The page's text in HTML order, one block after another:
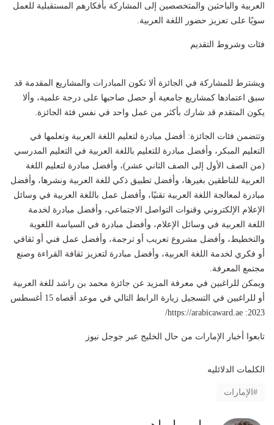
العربية والباحثين والمتخصصين إلى المشاركة بأفكارهم المستقبلية للعمل
سويًا على تعزيز حضور اللغة العربية.
فئات وشروط التقديم
ويشترط للمشاركة في الجائزة ألا تكون المبادرات والمشاريع المقدمة قد
سبق اعتمادها كمشاريع جامعية أو حصل صاحبها على درجة علمية، وألا
يكون المتقدم قد شارك بأكثر من عمل واحد في نفس فئة الجائزة.
وتتضمن فئات الجائزة: أفضل مبادرة لتعليم اللغة العربية وتعلمها في
التعليم المبكر، وأفضل مبادرة للتعليم باللغة العربية في التعليم المدرسي
(من الصف الأول إلى الصف الثاني عشر)، وأفضل مبادرة لتعليم اللغة
العربية للناطقين بغيرها، وأفضل تطبيق ذكي للغة العربية ونشرها، وأفضل
مبادرة لمعالجة اللغة العربية تقنيًا، وأفضل عمل باللغة العربية في وسائل
الإعلام الإلكتروني وقنوات التواصل الاجتماعي، وأفضل مبادرة لخدمة
اللغة العربية في وسائل الإعلام، وأفضل مبادرة في السياسة اللغوية
والتخطيط، وأفضل مشروع تعريب أو ترجمة، وأفضل عمل فني أو ثقافي
أو فكري لخدمة اللغة العربية، وأفضل مبادرة لتعزيز ثقافة القراءة وصنع
مجتمع المعرفة.
ويمكن للراغبين في معرفة المزيد عن جائزة محمد بن راشد للغة العربية
أو للراغبين في التسجيل زيارة الرابط التالي في موعد أقصاه 15 أغسطس
2023: https://arabicaward.ae/
تابعوا أخبار الإمارات من حال الخليج عبر جوجل نيوز
الكلمات الدلائليه
الإمارات